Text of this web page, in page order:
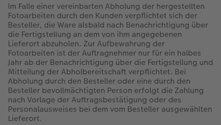
Im Falle einer vereinbarten Abholung der hergestellten
Fotoarbeiten durch den Kunden verpflichtet sich der
Besteller, die Ware alsbald nach Benachrichtigung über
die Fertigstellung an dem von ihm angegebenen
Lieferort abzuholen. Zur Aufbewahrung der
Fotoarbeiten ist der Auftragnehmer nur für ein halbes
Jahr ab der Benachrichtigung über die Fertigstellung und
Mitteilung der Abholbereitschaft verpflichtet. Bei
Abholung durch den Besteller oder eine durch den
Besteller bevollmächtigten Person erfolgt die Zahlung
nach Vorlage der Auftragsbestätigung oder des
Personalausweises bei dem vom Besteller ausgewählten
Lieferort.